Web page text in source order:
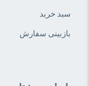
سبد خرید
بازبینی سفارش